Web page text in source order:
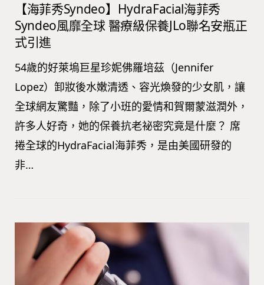
【海菲秀Syndeo】HydraFacial海菲秀
Syndeo風靡全球 醫療級保養JLo聯名安瓶正
式引進
54歲的好萊塢巨星珍妮佛羅培茲（Jennifer
Lopez）卸妝後水嫩清透、容光煥發的少女肌，讓
全球網友驚豔，除了小班的愛情和賀爾蒙滋潤外，
許多人好奇，她的保養抗老祕密究竟是什麼？ 席
捲全球的HydraFacial海菲秀，是由美國研發的
非…